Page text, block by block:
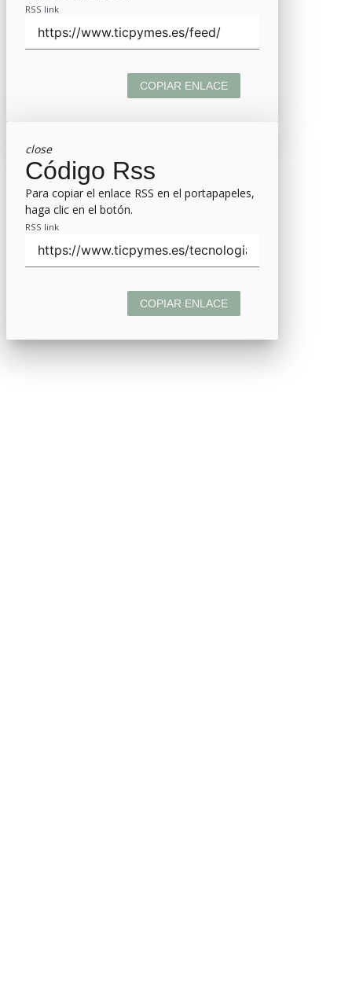
RSS link
COPIAR ENLACE
close
Código Rss
Para copiar el enlace RSS en el portapapeles,
haga clic en el botón.
RSS link
COPIAR ENLACE